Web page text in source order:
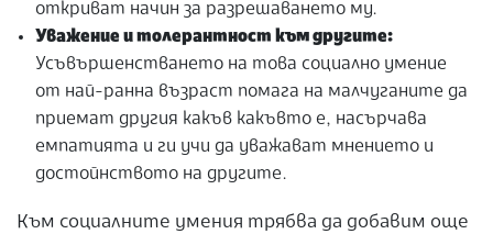
откриват начин за разрешаването му.
Уважение и толерантност към другите:
Усъвършенстването на това социално умение
от най-ранна възраст помага на малчуганите да
приемат другия какъв какъвто е, насърчава
емпатията и ги учи да уважават мнението и
достойнството на другите.
Към социалните умения трябва да добавим още